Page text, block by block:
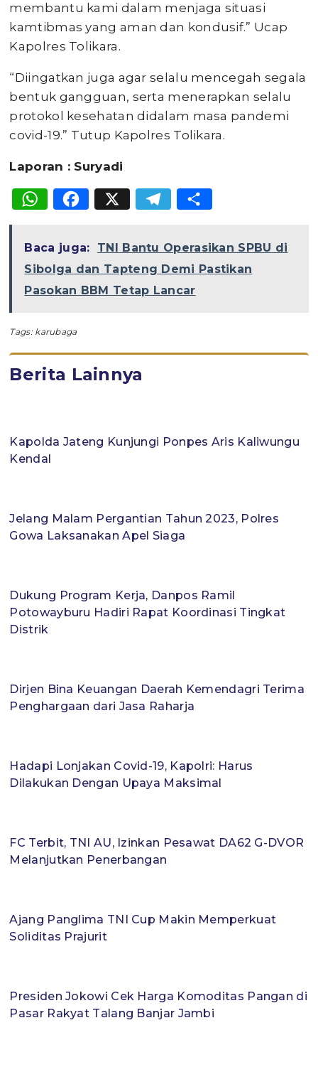
membantu kami dalam menjaga situasi
kamtibmas yang aman dan kondusif.” Ucap
Kapolres Tolikara.
“Diingatkan juga agar selalu mencegah segala
bentuk gangguan, serta menerapkan selalu
protokol kesehatan didalam masa pandemi
covid-19.” Tutup Kapolres Tolikara.
Laporan : Suryadi
WhatsApp
Facebook
X Telegram
Baca juga:
TNI Bantu Operasikan SPBU di
Sibolga dan Tapteng Demi Pastikan
Pasokan BBM Tetap Lancar
Tags: karubaga
Berita Lainnya
Kapolda Jateng Kunjungi Ponpes Aris Kaliwungu
Kendal
Jelang Malam Pergantian Tahun 2023, Polres
Gowa Laksanakan Apel Siaga
Dukung Program Kerja, Danpos Ramil
Potowayburu Hadiri Rapat Koordinasi Tingkat
Distrik
Dirjen Bina Keuangan Daerah Kemendagri Terima
Penghargaan dari Jasa Raharja
Hadapi Lonjakan Covid-19, Kapolri: Harus
Dilakukan Dengan Upaya Maksimal
FC Terbit, TNI AU, Izinkan Pesawat DA62 G-DVOR
Melanjutkan Penerbangan
Ajang Panglima TNI Cup Makin Memperkuat
Soliditas Prajurit
Presiden Jokowi Cek Harga Komoditas Pangan di
Pasar Rakyat Talang Banjar Jambi